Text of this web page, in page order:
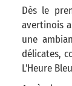
Dès le
avertinois
une
délicates,
L'Heure